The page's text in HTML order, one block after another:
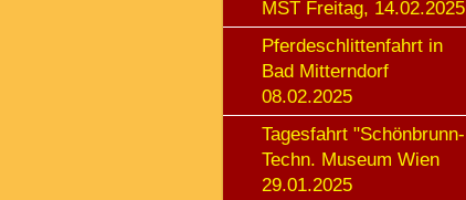
MST Freitag, 14.02.2025
Pferdeschlittenfahrt in
Bad Mitterndorf
08.02.2025
Tagesfahrt "Schönbrunn-
Techn. Museum Wien
29.01.2025